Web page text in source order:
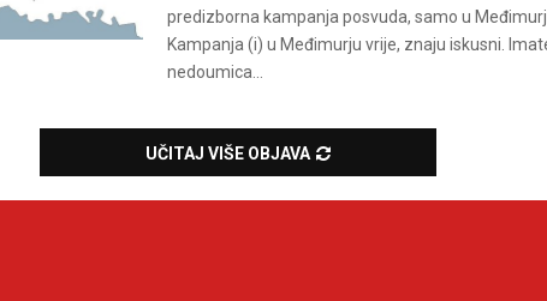
predizborna kampanja posvuda, samo u
Kampanja (i) u Međimurju vrije, znaju iskusni.
nedoumica...
UČITAJ VIŠE OBJAVA